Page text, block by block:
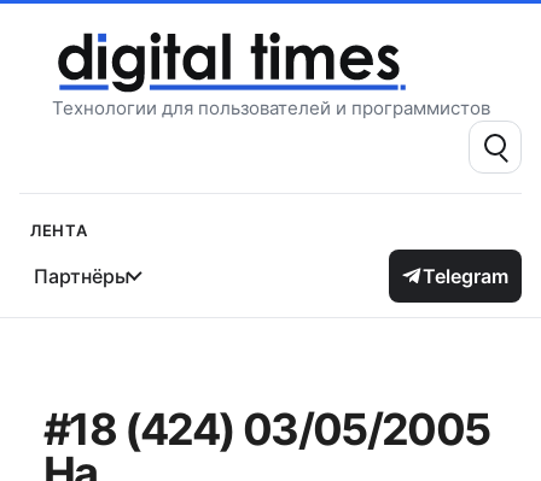
содержимому
Технологии для пользователей и программистов
Поиск:
Лента
Партнёры Telegram
#18 (424) 03/05/2005